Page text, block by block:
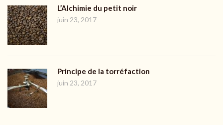
L’Alchimie du petit noir
juin 23, 2017
Principe de la torréfaction
juin 23, 2017